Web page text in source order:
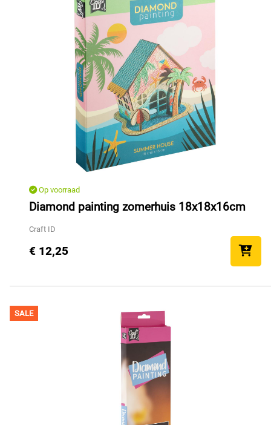
Op voorraad
Diamond painting zomerhuis 18x18x16cm
Craft ID
€ 12,25
SALE